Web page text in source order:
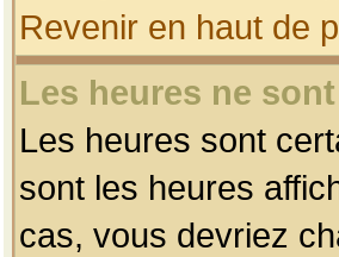
Revenir en haut de
Les heures ne
Les heures sont
sont les heures
cas, vous devriez